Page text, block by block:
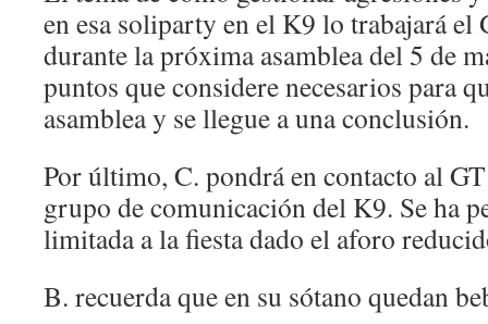
en esa soliparty en el K9 lo trabajará el
durante la próxima asamblea del 5 de
puntos que considere necesarios para
asamblea y se llegue a una conclusión.
Por último, C. pondrá en contacto al
grupo de comunicación del K9. Se ha
limitada a la fiesta dado el aforo
B. recuerda que en su sótano quedan